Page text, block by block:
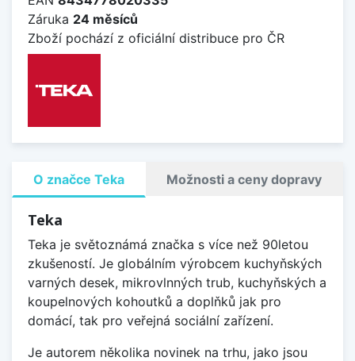
Záruka 24 měsíců
Zboží pochází z oficiální distribuce pro ČR
O značce Teka Možnosti a ceny dopravy
Teka
Teka je světoznámá značka s více než 90letou
zkušeností. Je globálním výrobcem kuchyňských
varných desek, mikrovlnných trub, kuchyňských a
koupelnových kohoutků a doplňků jak pro
domácí, tak pro veřejná sociální zařízení.
Je autorem několika novinek na trhu, jako jsou